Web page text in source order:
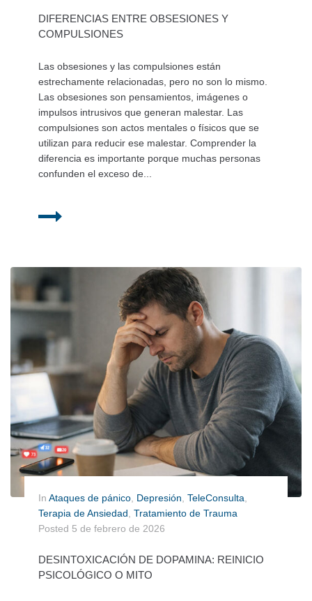
DIFERENCIAS ENTRE OBSESIONES Y
COMPULSIONES
Las obsesiones y las compulsiones están
estrechamente relacionadas, pero no son lo mismo.
Las obsesiones son pensamientos, imágenes o
impulsos intrusivos que generan malestar. Las
compulsiones son actos mentales o físicos que se
utilizan para reducir ese malestar. Comprender la
diferencia es importante porque muchas personas
confunden el exceso de...
In Ataques de pánico Depresión TeleConsulta
Terapia de Ansiedad Tratamiento de Trauma
Posted 5 de febrero de 2026
DESINTOXICACIÓN DE DOPAMINA: REINICIO
PSICOLÓGICO O MITO